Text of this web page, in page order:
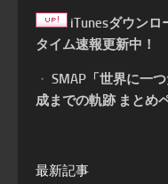
iTunesダウンロ
タイム速報更新中！
・ SMAP「世界に一
成までの軌跡 まとめ
最新記事